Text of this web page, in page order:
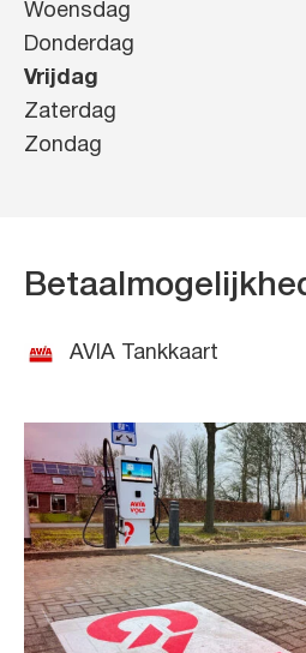
Woensdag
Donderdag
Vrijdag
Zaterdag
Zondag
AVIA Tankkaart